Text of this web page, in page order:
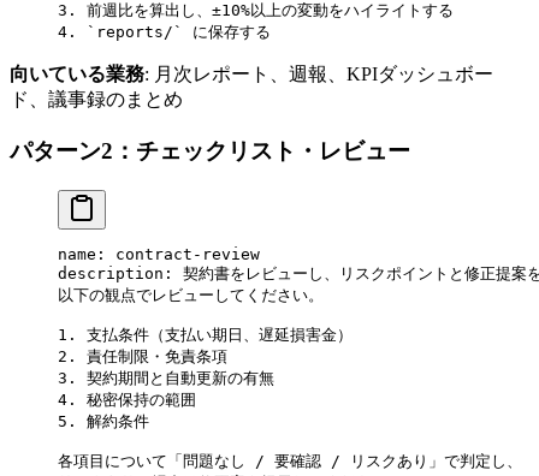
3.
前週比を算出し、±10%以上の変動をハイライトする
4.
`reports/` に保存する
向いている業務: 月次レポート、週報、KPIダッシュボー
ド、議事録のまとめ
パターン2：チェックリスト・レビュー
name: contract-review
description: 契約書をレビューし、リスクポイントと修正提案
以下の観点でレビューしてください。
1.
支払条件（支払い期日、遅延損害金）
2.
責任制限・免責条項
3.
契約期間と自動更新の有無
4.
秘密保持の範囲
5.
解約条件
各項目について「問題なし / 要確認 / リスクあり」で判定し、